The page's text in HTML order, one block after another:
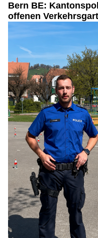
Bern BE:
offenen